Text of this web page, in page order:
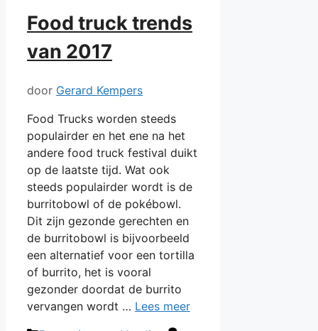
Food truck trends
van 2017
door Gerard Kempers
Food Trucks worden steeds
populairder en het ene na het
andere food truck festival duikt
op de laatste tijd. Wat ook
steeds populairder wordt is de
burritobowl of de pokébowl.
Dit zijn gezonde gerechten en
de burritobowl is bijvoorbeeld
een alternatief voor een tortilla
of burrito, het is vooral
gezonder doordat de burrito
vervangen wordt … Lees meer